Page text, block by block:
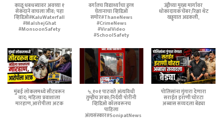
काळू धबधब्यावर अवघ्या १
सेकंदाने वाचला जीव; पहा
व्हिडिओ#KaluWaterfall
#MalshejGhat
#MonsoonSafety
वर्गातच विद्यार्थ्याचा ड्रग्ज
घेतानाचा व्हिडिओ
समोर#ThaneNews
#CrimeNews
#ViralVideo
#SchoolSafety
उंड्रीच्या मुख्य मार्गावर
धोकादायक चेंबर;रिक्षा थेट
खड्ड्यात अडकली,
मुंबई लोकलमध्ये सीटवरून
वाद; महिला प्रवाशाला
मारहाण,आरोपीला अटक
५,१०१ पाठवते अंत्यविधी
तुम्हीच उरका;निर्दयी पोरींनी
व्हिडिओ कॉलवरूनच
पाहिला
अंत्यसंस्कार#SonipatNews
पोलिसांना गुंगारा देणारा
सराईत इराणी चोरटा
अब्बास सय्यदला बेड्या